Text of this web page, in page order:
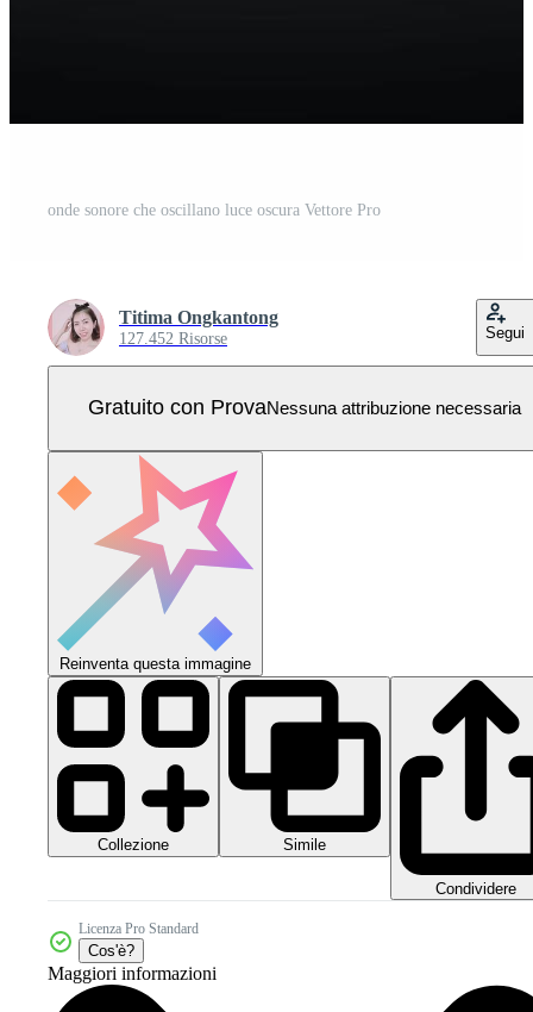
onde sonore che oscillano luce oscura Vettore Pro
Titima Ongkantong
127.452 Risorse Segui
Gratuito con ProvaNessuna attribuzione necessaria
Reinventa questa immagine
Collezione Simile
Condividere
Licenza Pro Standard
Cos'è?
Maggiori informazioni